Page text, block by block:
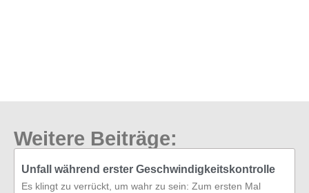
Weitere Beiträge:
Unfall während erster Geschwindigkeitskontrolle
Es klingt zu verrückt, um wahr zu sein: Zum ersten Mal